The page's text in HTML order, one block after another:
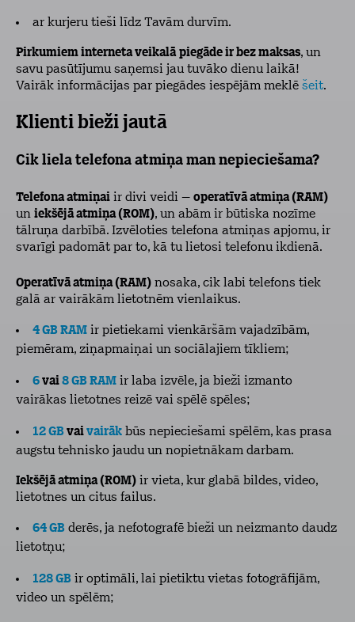
ar kurjeru tieši līdz Tavām durvīm.
Pirkumiem interneta veikalā piegāde ir bez maksas, un
savu pasūtījumu saņemsi jau tuvāko dienu laikā!
Vairāk informācijas par piegādes iespējām meklē šeit.
Klienti bieži jautā
Cik liela telefona atmiņa man nepieciešama?
Telefona atmiņai ir divi veidi – operatīvā atmiņa (RAM)
un iekšējā atmiņa (ROM), un abām ir būtiska nozīme
tālruņa darbībā. Izvēloties telefona atmiņas apjomu, ir
svarīgi padomāt par to, kā tu lietosi telefonu ikdienā.
Operatīvā atmiņa (RAM) nosaka, cik labi telefons tiek
galā ar vairākām lietotnēm vienlaikus.
4 GB RAM ir pietiekami vienkāršām vajadzībām,
piemēram, ziņapmaiņai un sociālajiem tīkliem;
6vai8 GB RAM ir laba izvēle, ja bieži izmanto
vairākas lietotnes reizē vai spēlē spēles;
12 GBvaivairāk būs nepieciešami spēlēm, kas prasa
augstu tehnisko jaudu un nopietnākam darbam.
Iekšējā atmiņa (ROM) ir vieta, kur glabā bildes, video,
lietotnes un citus failus.
64 GB derēs, ja nefotografē bieži un neizmanto daudz
lietotņu;
128 GB ir optimāli, lai pietiktu vietas fotogrāfijām,
video un spēlēm;